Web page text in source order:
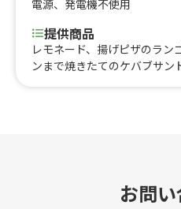
電源、 発電機不使用
提供商品
レモネード、揚げピザのラン
ンまで焼きたてのケバブサン
お問